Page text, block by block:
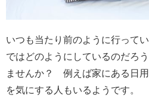
いつも当たり前のように行って
ではどのようにしているのだろ
ませんか？ 例えば家にある日
を気にする人もいるようです。